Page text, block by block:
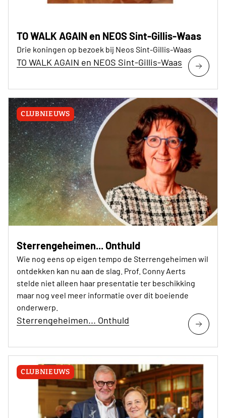
TO WALK AGAIN en NEOS Sint-Gillis-Waas
Drie koningen op bezoek bij Neos Sint-Gillis-Waas
TO WALK AGAIN en NEOS Sint-Gillis-Waas
CLUBNIEUWS
Sterrengeheimen... Onthuld
Wie nog eens op eigen tempo de Sterrengeheimen wil
ontdekken kan nu aan de slag. Prof. Conny Aerts
stelde niet alleen haar presentatie ter beschikking
maar nog veel meer informatie over dit boeiende
onderwerp.
Sterrengeheimen... Onthuld
CLUBNIEUWS